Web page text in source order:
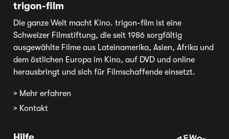
trigon-film
Die ganze Welt macht Kino. trigon-film ist eine
Schweizer Filmstiftung, die seit 1986 sorgfältig
ausgewählte Filme aus Lateinamerika, Asien, Afrika und
dem östlichen Europa im Kino, auf DVD und online
herausbringt und sich für Filmschaffende einsetzt.
> Mehr erfahren
> Kontakt